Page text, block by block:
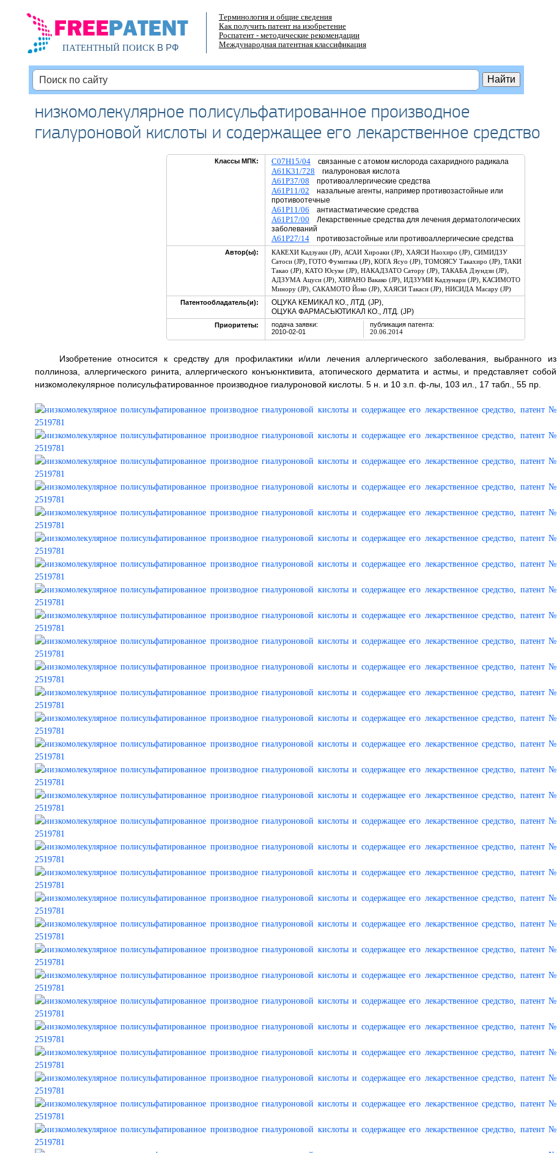
ПАТЕНТНЫЙ ПОИСКВ РФ
Терминология и общие сведения
Как получить патент на изобретение
Роспатент - методические рекомендации
Международная патентная классификация
низкомолекулярное полисульфатированное производное
гиалуроновой кислоты и содержащее его лекарственное средство
Классы МПК: C07H15/04связанные с атомом кислорода сахаридного радикала
A61K31/728 гиалуроновая кислота
A61P37/08 противоаллергические средства
A61P11/02 назальные агенты, например противозастойные или
противоотечные
A61P11/06 антиастматические средства
A61P17/00 Лекарственные средства для лечения дерматологических
заболеваний
A61P27/14противозастойные или противоаллергические средства
Автор(ы): КАКЕХИ Кадзуаки (JP), АСАИ Хироаки (JP), ХАЯСИ Наохиро (JP), СИМИДЗУ
Сатоси (JP), ГОТО Фумитака (JP), КОГА Ясуо (JP), ТОМОЯСУ Такахиро (JP), ТАКИ
Такао (JP), КАТО Юсуке (JP), НАКАДЗАТО Сатору (JP), ТАКАБА Дзундзи (JP),
АДЗУМА Ацуси (JP), ХИРАНО Вакако (JP), ИДЗУМИ Кадзунари (JP), КАСИМОТО
Минору (JP), САКАМОТО Йоко (JP), ХАЯСИ Такаси (JP), НИСИДА Масару (JP)
Патентообладатель(и):
ОЦУКА КЕМИКАЛ КО., ЛТД. (JP),
ОЦУКА ФАРМАСЬЮТИКАЛ КО., ЛТД. (JP)
Приоритеты:
подача заявки:
2010-02-01
публикация патента:
20.06.2014
Изобретение относится к средству для профилактики и/или лечения аллергического заболевания, выбранного из
поллиноза, аллергического ринита, аллергического конъюнктивита, атопического дерматита и астмы, и представляет собой
низкомолекулярное полисульфатированное производное гиалуроновой кислоты. 5 н. и 10 з.п. ф-лы, 103 ил., 17 табл., 55 пр.